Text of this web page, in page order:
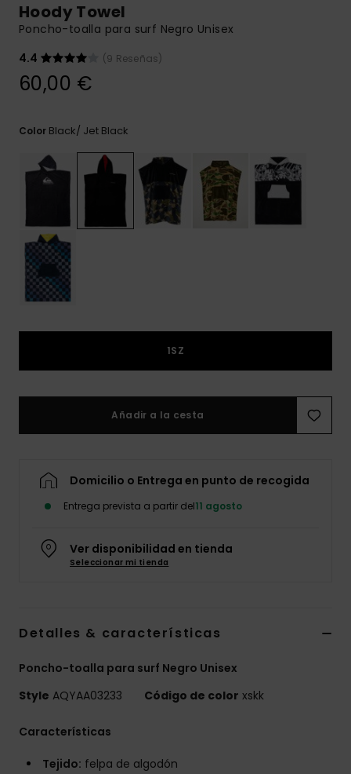
Encuentra
respuestas a
las preguntas
contacto.
Consultar
las FAQ
Hoody Towel
Poncho-toalla para surf Negro Unisex
4.4
(9 Reseñas)
60,00 €
Color Black/ Jet Black
1SZ
Añadir a la cesta
Domicilio o Entrega en punto de recogida
Entrega prevista a partir del11 agosto
Ver disponibilidad en tienda
Seleccionar mi tienda
Detalles & características
Poncho-toalla para surf Negro Unisex
Style AQYAA03233 Código de color xskk
Características
Tejido: felpa de algodón